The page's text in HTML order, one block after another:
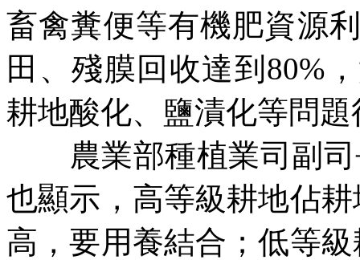
畜禽糞便等有機肥資源
田、殘膜回收達到 80%
耕地酸化、鹽漬化等問
農業部種植業司副司
也顯示，高等級耕地佔
高，要用養結合；低等